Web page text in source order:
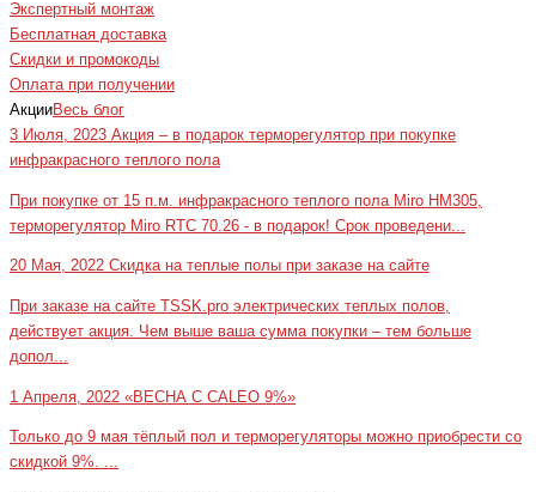
Экспертный монтаж
Бесплатная доставка
Скидки и промокоды
Оплата при получении
АкцииВесь блог
3 Июля, 2023 Акция – в подарок терморегулятор при покупке
инфракрасного теплого пола
При покупке от 15 п.м. инфракрасного теплого пола Miro HM305,
терморегулятор Miro RTC 70.26 - в подарок! Срок проведени...
20 Мая, 2022 Скидка на теплые полы при заказе на сайте
При заказе на сайте TSSK.pro электрических теплых полов,
действует акция. Чем выше ваша сумма покупки – тем больше
допол...
1 Апреля, 2022 «ВЕСНА С CALEO 9%»
Только до 9 мая тёплый пол и терморегуляторы можно приобрести со
скидкой 9%. ...